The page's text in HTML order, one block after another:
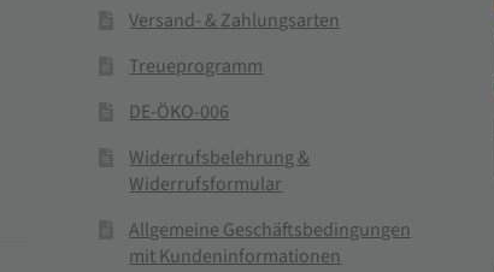
Versand- & Zahlungsarten
Treueprogramm
DE-ÖKO-006
Widerrufsbelehrung &
Widerrufsformular
Allgemeine Geschäftsbedingungen
mit Kundeninformationen